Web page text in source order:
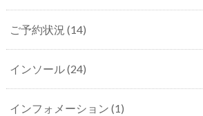
ご予約状況 (14)
インソール(24)
インフォメーション (1)